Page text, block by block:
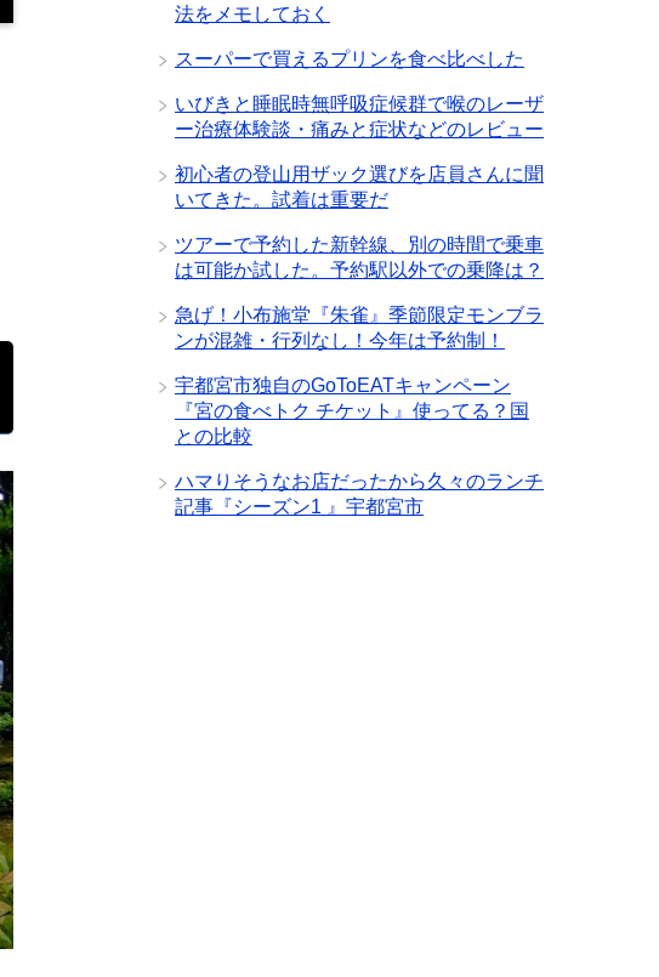
法をメモしておく
スーパーで買えるプリンを食べ比べした
いびきと睡眠時無呼吸症候群で喉のレーザ
ー治療体験談・痛みと症状などのレビュー
初心者の登山用ザック選びを店員さんに聞
いてきた。試着は重要だ
ツアーで予約した新幹線、別の時間で乗車
は可能か試した。予約駅以外での乗降は？
急げ！小布施堂『朱雀』季節限定モンブラ
ンが混雑・行列なし！今年は予約制！
宇都宮市独自のGoToEATキャンペーン
『宮の食べトク チケット』使ってる？国
との比較
ハマりそうなお店だったから久々のランチ
記事『シーズン1 』宇都宮市